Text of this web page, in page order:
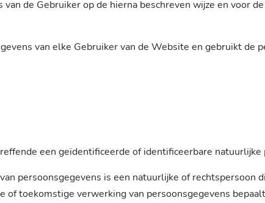
de Gebruiker op de hierna beschreven wijze en voor
van elke Gebruiker van de Website en gebruikt de
een geïdentificeerde of identificeerbare natuurlijke
persoonsgegevens is een natuurlijke of rechtspersoon
of toekomstige verwerking van persoonsgegevens